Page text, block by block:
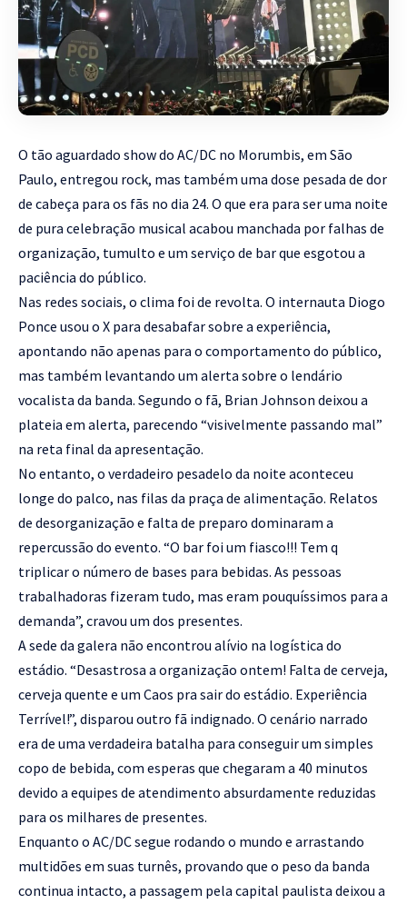
O tão aguardado show do AC/DC no Morumbis, em São
Paulo, entregou rock, mas também uma dose pesada de dor
de cabeça para os fãs no dia 24. O que era para ser uma noite
de pura celebração musical acabou manchada por falhas de
organização, tumulto e um serviço de bar que esgotou a
paciência do público.
Nas redes sociais, o clima foi de revolta. O internauta Diogo
Ponce usou o X para desabafar sobre a experiência,
apontando não apenas para o comportamento do público,
mas também levantando um alerta sobre o lendário
vocalista da banda. Segundo o fã, Brian Johnson deixou a
plateia em alerta, parecendo “visivelmente passando mal”
na reta final da apresentação.
No entanto, o verdadeiro pesadelo da noite aconteceu
longe do palco, nas filas da praça de alimentação. Relatos
de desorganização e falta de preparo dominaram a
repercussão do evento. “O bar foi um fiasco!!! Tem q
triplicar o número de bases para bebidas. As pessoas
trabalhadoras fizeram tudo, mas eram pouquíssimos para a
demanda”, cravou um dos presentes.
A sede da galera não encontrou alívio na logística do
estádio. “Desastrosa a organização ontem! Falta de cerveja,
cerveja quente e um Caos pra sair do estádio. Experiência
Terrível!”, disparou outro fã indignado. O cenário narrado
era de uma verdadeira batalha para conseguir um simples
copo de bebida, com esperas que chegaram a 40 minutos
devido a equipes de atendimento absurdamente reduzidas
para os milhares de presentes.
Enquanto o AC/DC segue rodando o mundo e arrastando
multidões em suas turnês, provando que o peso da banda
continua intacto, a passagem pela capital paulista deixou a